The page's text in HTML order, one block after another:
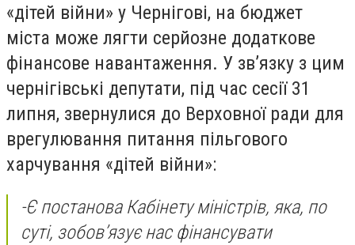
«дітей війни» у Чернігові, на бюджет
міста може лягти серйозне додаткове
фінансове навантаження. У зв’язку з цим
чернігівські депутати, під час сесії 31
липня, звернулися до Верховної ради для
врегулювання питання пільгового
харчування «дітей війни»:
-Є постанова Кабінету міністрів, яка, по
суті, зобов’язує нас фінансувати